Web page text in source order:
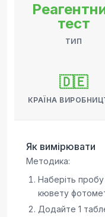
тест
ТИП
🇩🇪
КРАЇНА
Як вимірювати
Методика:
Наберіть
кювету
Додайте 1